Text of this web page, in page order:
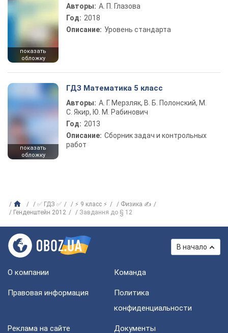
показать
обложку
Авторы: А. П. Глазова
Год: 2018
Описание: Уровень стандарта
показать
обложку
ГДЗ Математика 5 класс
Авторы: А. Г. Мерзляк, В. Б. Полонский, М.
С. Якир, Ю. М. Рабинович
Год: 2013
Описание: Сборник задач и контрольных
работ
✅ ГДЗ ✅ ⚡ 9 класс ⚡
Физика ✍
Генденштейн 2012
Завдання до § 12
В начало
О компании Команда
Правовая информация
Политика
конфиденциальности
Реклама на сайте Документы